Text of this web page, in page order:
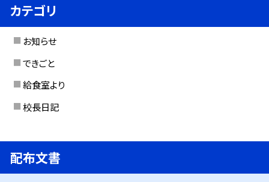
カテゴリ
お知らせ
できごと
給食室より
校長日記
配布文書